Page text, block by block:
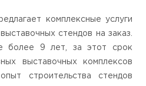
комплексные услуги
стендов на заказ.
более 9 лет, за этот срок
выставочных комплексов
строительства стендов